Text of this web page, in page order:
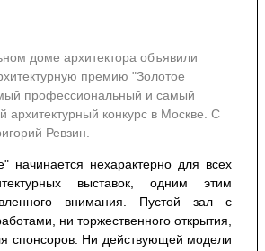
доме архитектора объявили
премию "Золотое
профессиональный и самый
архитектурный конкурс в Москве. С
Ревзин.
начинается нехарактерно для всех
выставок, одним этим
внимания. Пустой зал с
ни торжественного открытия,
спонсоров. Ни действующей модели